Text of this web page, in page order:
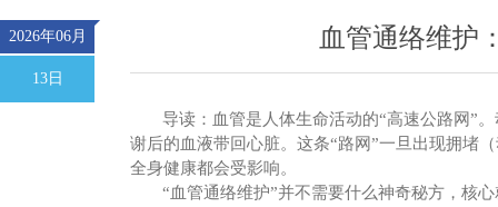
2026年06月
13日
血管通络维护
导读： 血管是人体生命活动的“高速公路网”
谢后的血液带回心脏。这条“路网”一旦出现拥堵
全身健康都会受影响。
“血管通络维护”并不需要什么神奇秘方，核